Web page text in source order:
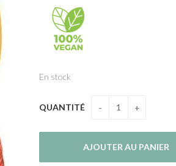
En stock
QUANTITÉ